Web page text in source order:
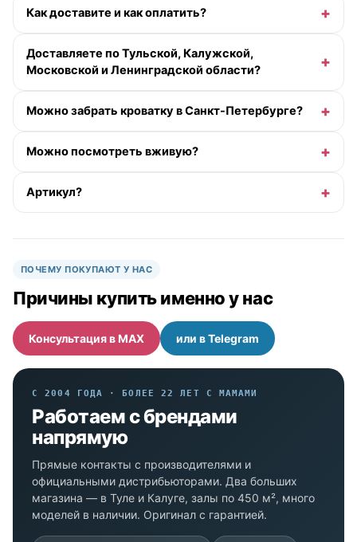
Как доставите и как оплатить?
Доставляете по Тульской, Калужской,
Московской и Ленинградской области?
Можно забрать кроватку в Санкт-Петербурге?
Можно посмотреть вживую?
Артикул?
ПОЧЕМУ ПОКУПАЮТ У НАС
Причины купить именно у нас
Консультация в MAX или в Telegram
С 2004 ГОДА · БОЛЕЕ 22 ЛЕТ С МАМАМИ
Работаем с брендами
напрямую
Прямые контакты с производителями и
официальными дистрибьюторами. Два больших
магазина — в Туле и Калуге, залы по 450 м², много
моделей в наличии. Оригинал с гарантией.